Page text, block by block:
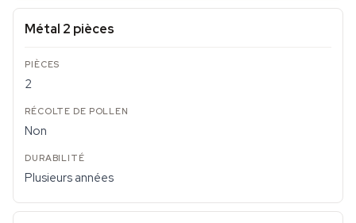
Métal 2 pièces
2
Non
Plusieurs années